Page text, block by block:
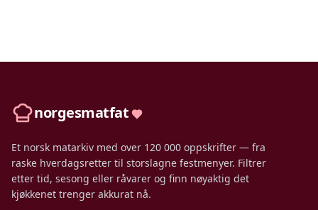
norgesmatfat
Et norsk matarkiv med over 120 000 oppskrifter — fra
raske hverdagsretter til storslagne festmenyer. Filtrer
etter tid, sesong eller råvarer og finn nøyaktig det
kjøkkenet trenger akkurat nå.